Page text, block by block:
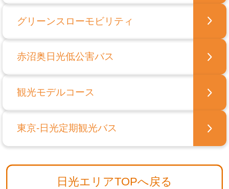
グリーンスローモビリティ
赤沼奥日光低公害バス
観光モデルコース
東京-日光定期観光バス
日光エリアTOPへ戻る